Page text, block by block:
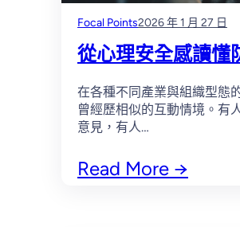
Focal Points2026 年 1 月 27 日
從心理安全感讀懂
在各種不同產業與組織型態
曾經歷相似的互動情境。有
意見，有人…
Read More →